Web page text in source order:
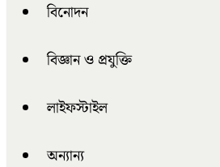
বিনোদন
বিজ্ঞান ও প্রযুক্তি
লাইফস্টাইল
অন্যান্য